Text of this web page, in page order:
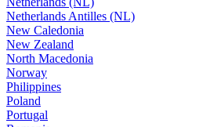
Netherlands Antilles (NL)
New Caledonia
New Zealand
North Macedonia
Norway
Philippines
Poland
Portugal